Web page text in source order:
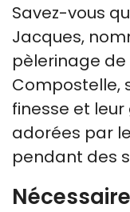
Savez-vous
Jacques,
pèlerinage
Compostelle,
finesse et leur
adorées par
pendant des